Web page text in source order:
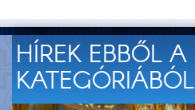
HÍREK EBBŐL A
KATEGÓRIÁBÓL